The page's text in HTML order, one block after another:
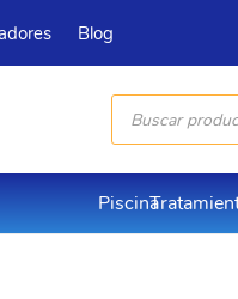
Blog
Búsqueda
productos
Piscina